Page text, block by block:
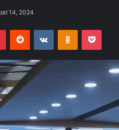
14, 2024
PinterestReddit VKontakteOdnoklassniki
Pocket